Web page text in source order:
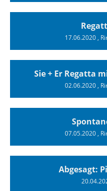
17.06.2020,
Sie + Er Regatta
02.06.2020,
07.05.2020,
Abgesagt: